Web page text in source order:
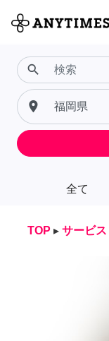
全て
search
place
TOP ▸ サービス